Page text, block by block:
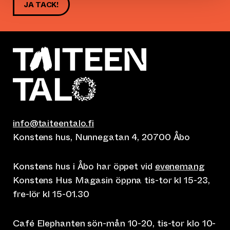
JA TACK!
info@taiteentalo.fi
Konstens hus, Nunnegatan 4, 20700 Åbo
Konstens hus i Åbo har öppet vid evenemang
Konstens Hus Magasin öppna tis-tor kl 15-23,
fre-lör kl 15-01.30
Café Elephanten sön-mån 10-20, tis-tor klo 10-